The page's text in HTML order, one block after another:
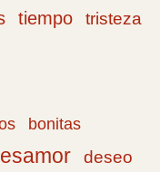
tiempo
tristeza
bonitas
deseo